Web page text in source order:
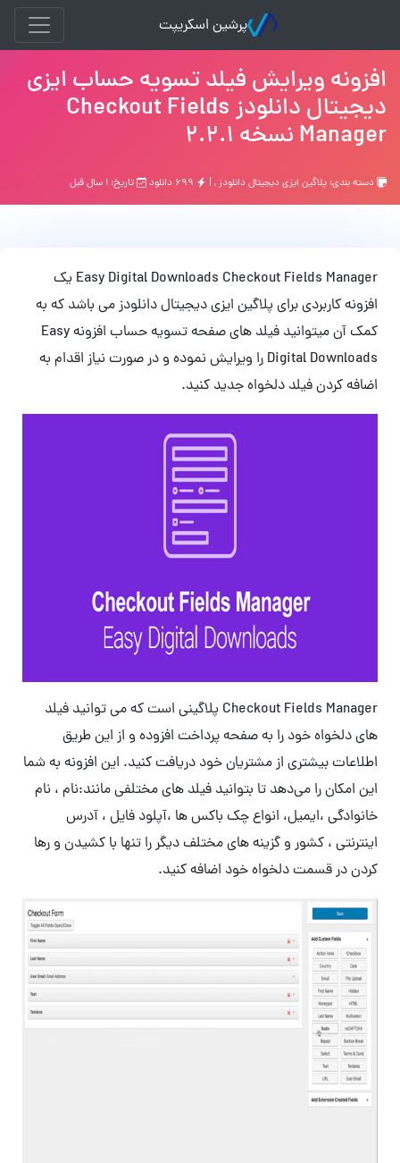
پرشین اسکریپت
افزونه ویرایش فیلد تسویه حساب ایزی
دیجیتال دانلودز Checkout Fields
Manager نسخه 2.2.1
دسته بندی: پلاگین ایزی دیجیتال دانلودز, | تاریخ: ۱ سال قبل
Easy Digital Downloads Checkout Fields Manager یک
افزونه کاربردی برای پلاگین ایزی دیجیتال دانلودز می باشد که به
کمک آن میتوانید فیلد های صفحه تسویه حساب افزونه Easy
Digital Downloads را ویرایش نموده و در صورت نیاز اقدام به
اضافه کردن فیلد دلخواه جدید کنید.
Checkout Fields Manager پلاگینی است که می توانید فیلد
های دلخواه خود را به صفحه پرداخت افزوده و از این طریق
اطلاعات بیشتری از مشتریان خود دریافت کنید. این افزونه به شما
این امکان را می‌دهد تا بتوانید فیلد های مختلفی مانند:نام ، نام
خانوادگی ،ایمیل، انواع چک باکس ها ،آپلود فایل ، آدرس
اینترنتی ، کشور و گزینه های مختلف دیگر را تنها با کشیدن و رها
کردن در قسمت دلخواه خود اضافه کنید.